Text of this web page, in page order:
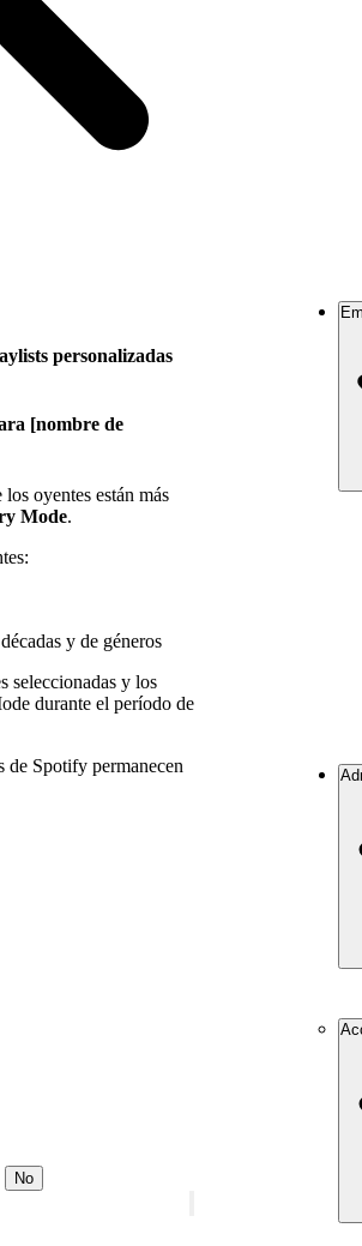
personalizadas
[nombre de
oyentes están más
Mode.
y de géneros
seleccionadas y los
durante el período de
de Spotify permanecen
No